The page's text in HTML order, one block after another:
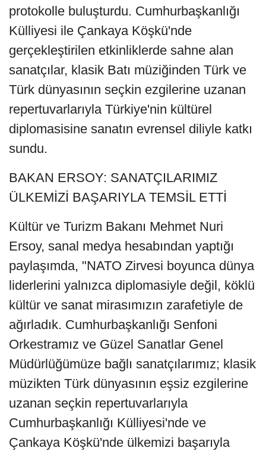
protokolle buluşturdu. Cumhurbaşkanlığı
Külliyesi ile Çankaya Köşkü'nde
gerçekleştirilen etkinliklerde sahne alan
sanatçılar, klasik Batı müziğinden Türk ve
Türk dünyasının seçkin ezgilerine uzanan
repertuvarlarıyla Türkiye'nin kültürel
diplomasisine sanatın evrensel diliyle katkı
sundu.
BAKAN ERSOY: SANATÇILARIMIZ
ÜLKEMİZİ BAŞARIYLA TEMSİL ETTİ
Kültür ve Turizm Bakanı Mehmet Nuri
Ersoy, sanal medya hesabından yaptığı
paylaşımda, "NATO Zirvesi boyunca dünya
liderlerini yalnızca diplomasiyle değil, köklü
kültür ve sanat mirasımızın zarafetiyle de
ağırladık. Cumhurbaşkanlığı Senfoni
Orkestramız ve Güzel Sanatlar Genel
Müdürlüğümüze bağlı sanatçılarımız; klasik
müzikten Türk dünyasının eşsiz ezgilerine
uzanan seçkin repertuvarlarıyla
Cumhurbaşkanlığı Külliyesi'nde ve
Çankaya Köşkü'nde ülkemizi başarıyla